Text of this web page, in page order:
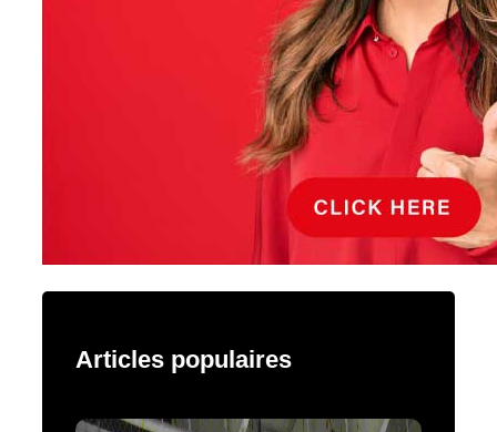
Articles populaires